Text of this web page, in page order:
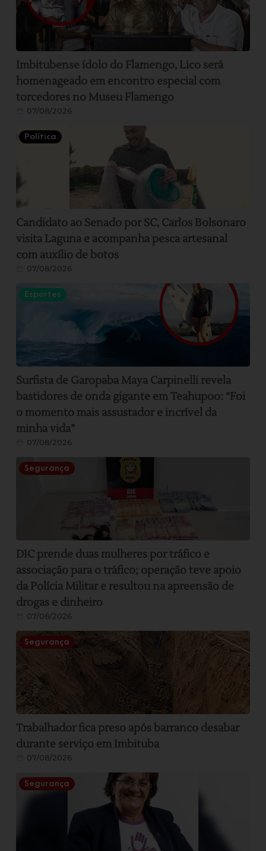
Imbitubense ídolo do Flamengo, Lico será
homenageado em encontro especial com
torcedores no Museu Flamengo
07/08/2026
Política
Candidato ao Senado por SC, Carlos Bolsonaro
visita Laguna e acompanha pesca artesanal
com auxílio de botos
07/08/2026
Esportes
Surfista de Garopaba Maya Carpinelli revela
bastidores de onda gigante em Teahupoo: “Foi
o momento mais assustador e incrível da
minha vida”
07/08/2026
Segurança
DIC prende duas mulheres por tráfico e
associação para o tráfico; operação teve apoio
da Polícia Militar e resultou na apreensão de
drogas e dinheiro
07/08/2026
Segurança
Trabalhador fica preso após barranco desabar
durante serviço em Imbituba
07/08/2026
Segurança